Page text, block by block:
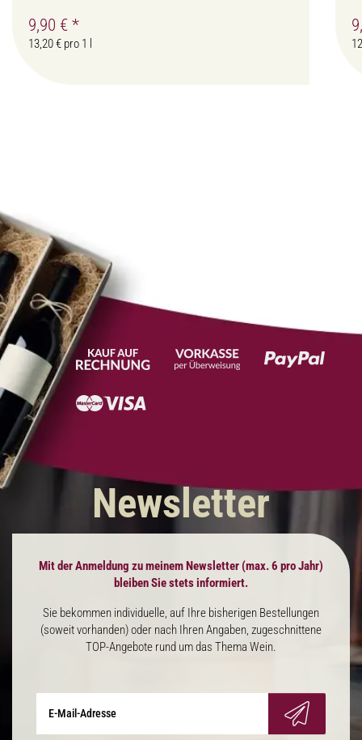
9,90 € *
13,20 € pro 1 l
Newsletter
Mit der Anmeldung zu meinem Newsletter (max. 6 pro Jahr)
bleiben Sie stets informiert.
Sie bekommen individuelle, auf Ihre bisherigen Bestellungen
(soweit vorhanden) oder nach Ihren Angaben, zugeschnittene
TOP-Angebote rund um das Thema Wein.